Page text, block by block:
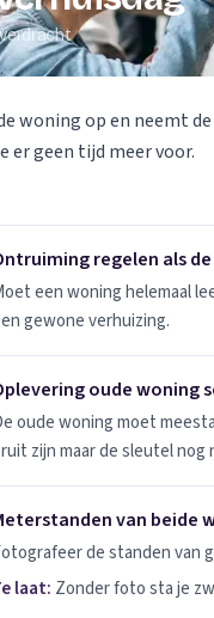
woning op en neemt
er geen tijd meer voor.
regelen als de
regelen als
een woning helemaal
gewone verhuizing.
oude woning
oude woning
oude woning moet
zijn maar de sleutel nog
van beidevan beide
de standen van
laat: Zonder foto sta je